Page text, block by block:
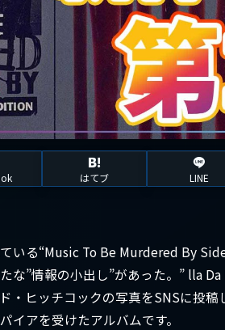
はてブ LINE
いる“Music To Be Murdered By
な”情報の小出し”があった。” lla
・ヒッチコックの写真をSNSに投
イアを受けたアルバムです。